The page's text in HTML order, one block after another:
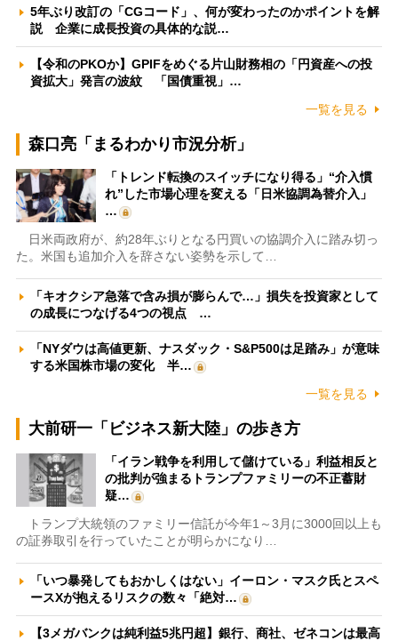
5年ぶり改訂の「CGコード」、何が変わったのかポイントを解
説 企業に成長投資の具体的な説…
【令和のPKOか】GPIFをめぐる片山財務相の「円資産への投
資拡大」発言の波紋 「国債重視」…
一覧を見る
森口亮「まるわかり市況分析」
「トレンド転換のスイッチになり得る」“介入慣
れ”した市場心理を変える「日米協調為替介入」
…
日米両政府が、約28年ぶりとなる円買いの協調介入に踏み切っ
た。米国も追加介入を辞さない姿勢を示して…
「キオクシア急落で含み損が膨らんで…」損失を投資家として
の成長につなげる4つの視点 …
「NYダウは高値更新、ナスダック・S&P500は足踏み」が意味
する米国株市場の変化 半…
一覧を見る
大前研一「ビジネス新大陸」の歩き方
「イラン戦争を利用して儲けている」利益相反と
の批判が強まるトランプファミリーの不正蓄財
疑…
トランプ大統領のファミリー信託が今年1～3月に3000回以上も
の証券取引を行っていたことが明らかになり…
「いつ暴発してもおかしくはない」イーロン・マスク氏とスペ
ースXが抱えるリスクの数々「絶対…
【3メガバンクは純利益5兆円超】銀行、商社、ゼネコンは最高